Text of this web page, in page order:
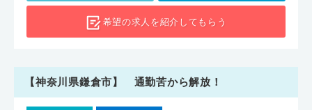
希望の求人を紹介してもらう
【神奈川県鎌倉市】 通勤苦から解放！